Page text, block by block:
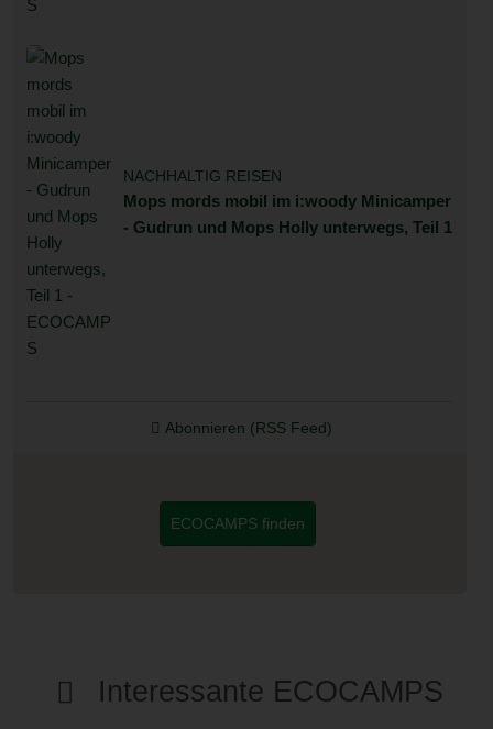
NACHHALTIG REISEN
Mops mords mobil im i:woody Minicamper
- Gudrun und Mops Holly unterwegs, Teil 1
Abonnieren (RSS Feed)
ECOCAMPS finden
Interessante ECOCAMPS